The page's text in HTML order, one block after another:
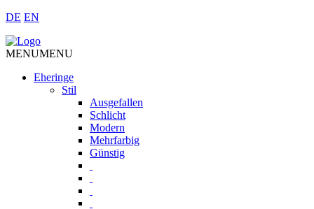
DE EN
MENUMENU
Eheringe
Stil
Ausgefallen
Schlicht
Modern
Mehrfarbig
Günstig